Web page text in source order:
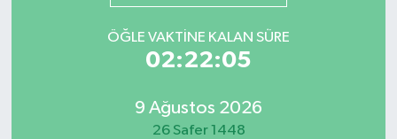
ÖĞLE VAKTİNE KALAN SÜRE
02:22:05
9 Ağustos 2026
26 Safer 1448
Trafik Durumu
Süper Lig Puan Durumu ve Fikstür
Tüm Manşetler